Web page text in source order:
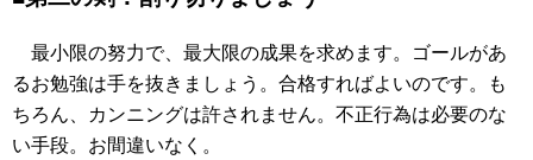
最小限の努力で、最大限の成果を求めます。ゴールがあ
るお勉強は手を抜きましょう。合格すればよいのです。も
ちろん、カンニングは許されません。不正行為は必要のな
い手段。お間違いなく。